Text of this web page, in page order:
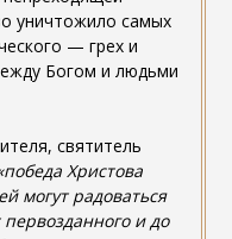
уничтожило самых
— грех и
Богом и людьми
святитель
Христова
могут радоваться
и до